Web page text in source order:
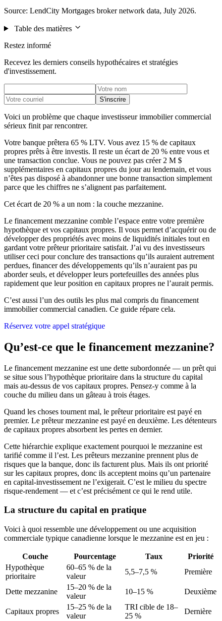
Source: LendCity Mortgages broker network data, July 2026.
Table des matières
Restez informé
Recevez les derniers conseils hypothécaires et stratégies
d'investissement.
S'inscrire
Voici un problème que chaque investisseur immobilier commercial
sérieux finit par rencontrer.
Votre banque prêtera 65 % LTV. Vous avez 15 % de capitaux
propres prêts à être investis. Il reste un écart de 20 % entre vous et
une transaction conclue. Vous ne pouvez pas créer 2 M $
supplémentaires en capitaux propres du jour au lendemain, et vous
n’êtes pas disposé à abandonner une bonne transaction simplement
parce que les chiffres ne s’alignent pas parfaitement.
Cet écart de 20 % a un nom : la couche mezzanine.
Le financement mezzanine comble l’espace entre votre première
hypothèque et vos capitaux propres. Il vous permet d’acquérir ou de
développer des propriétés avec moins de liquidités initiales tout en
gardant votre prêteur prioritaire satisfait. J’ai vu des investisseurs
utiliser ceci pour conclure des transactions qu’ils auraient autrement
perdues, financer des développements qu’ils n’auraient pas pu
aborder seuls, et développer leurs portefeuilles des années plus
rapidement que leur position en capitaux propres ne l’aurait permis.
C’est aussi l’un des outils les plus mal compris du financement
immobilier commercial canadien. Ce guide répare cela.
Réservez votre appel stratégique
Qu’est-ce que le financement mezzanine?
Le financement mezzanine est une dette subordonnée — un prêt qui
se situe sous l’hypothèque prioritaire dans la structure du capital
mais au-dessus de vos capitaux propres. Pensez-y comme à la
couche du milieu dans un gâteau à trois étages.
Quand les choses tournent mal, le prêteur prioritaire est payé en
premier. Le prêteur mezzanine est payé en deuxième. Les détenteurs
de capitaux propres absorbent les pertes en dernier.
Cette hiérarchie explique exactement pourquoi le mezzanine est
tarifié comme il l’est. Les prêteurs mezzanine prennent plus de
risques que la banque, donc ils facturent plus. Mais ils ont priorité
sur les capitaux propres, donc ils acceptent moins qu’un partenaire
en capital-investissement ne l’exigerait. C’est le milieu du spectre
risque-rendement — et c’est précisément ce qui le rend utile.
La structure du capital en pratique
Voici à quoi ressemble une développement ou une acquisition
commerciale typique canadienne lorsque le mezzanine est en jeu :
Couche Pourcentage Taux
Priorité
Hypothèque
prioritaire
60–65 % de la
valeur
5,5–7,5 % Première
Dette mezzanine
15–20 % de la
valeur
10–15 % Deuxième
Capitaux propres
15–25 % de la
valeur
TRI cible de 18–
25 %
Dernière